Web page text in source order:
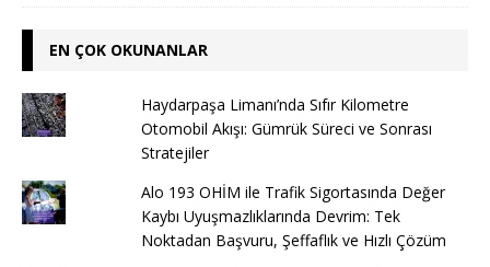
EN ÇOK OKUNANLAR
Haydarpaşa Limanı’nda Sıfır Kilometre
Otomobil Akışı: Gümrük Süreci ve Sonrası
Stratejiler
Alo 193 OHİM ile Trafik Sigortasında Değer
Kaybı Uyuşmazlıklarında Devrim: Tek
Noktadan Başvuru, Şeffaflık ve Hızlı Çözüm